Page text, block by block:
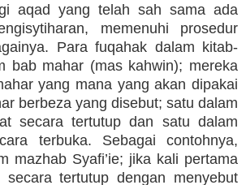
aqad yang telah sah sama ada
memenuhi prosedur
Para fuqahak dalam kitab-
bab mahar (mas kahwin); mereka
yang mana yang akan dipakai
berbeza yang disebut; satu dalam
secara tertutup dan satu dalam
terbuka. Sebagai contohnya,
mazhab Syafi’ie; jika kali pertama
secara tertutup dengan menyebut